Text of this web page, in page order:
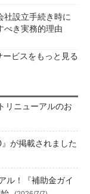
社設立手続き時に
べき実務的理由
ビスをもっと見る
リニューアルのお
が掲載されました
ル！『補助金ガイ